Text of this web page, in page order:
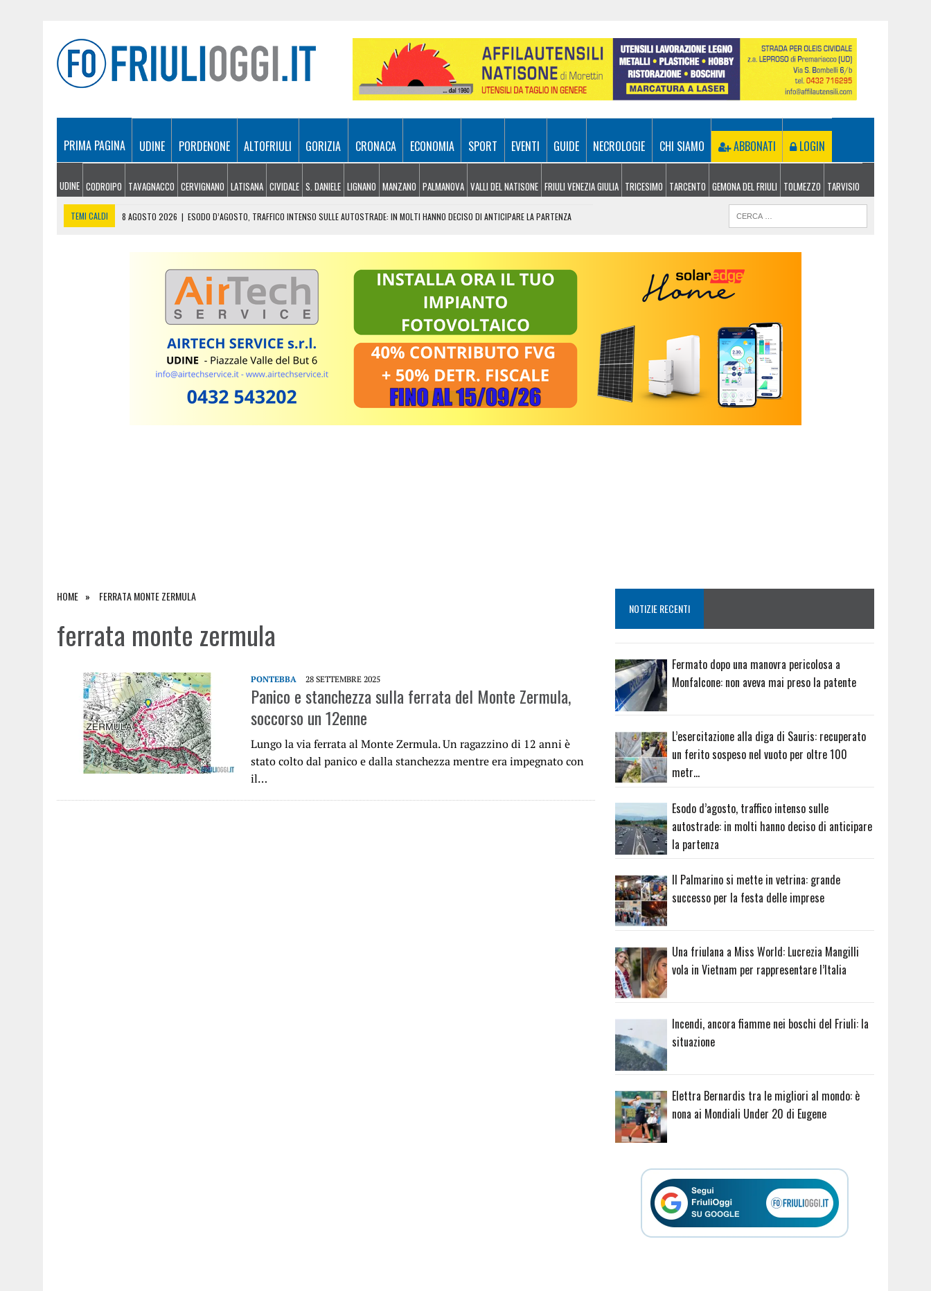
PRIMA PAGINA UDINE PORDENONE ALTOFRIULI GORIZIA CRONACA ECONOMIA SPORT EVENTI GUIDE NECROLOGIE CHI SIAMO ABBONATI LOGIN
UDINE CODROIPO TAVAGNACCO CERVIGNANO LATISANA CIVIDALE S. DANIELE LIGNANO MANZANO PALMANOVA VALLI DEL NATISONE FRIULI VENEZIA GIULIA TRICESIMO TARCENTO GEMONA DEL FRIULI TOLMEZZO TARVISIO
TEMI CALDI 8 AGOSTO 2026 | ESODO D’AGOSTO, TRAFFICO INTENSO SULLE AUTOSTRADE: IN MOLTI HANNO DECISO DI ANTICIPARE LA PARTENZA
UNA FRIULANA A MISS WORLD: LUCREZIA MANGILLI VOLA IN VIETNAM PER RAPPRESENTARE L’ITALIA
FERMATO DOPO UNA MANOVRA PERICOLOSA A MONFALCONE: NON AVEVA MAI PRESO LA PATENTE
L’ESERCITAZIONE ALLA DIGA DI SAURIS: RECUPERATO UN FERITO SOSPESO NEL VUOTO PER OLTRE 100 METRI
HOME FERRATA MONTE ZERMULA
ferrata monte zermula
PONTEBBA 28 SETTEMBRE 2025
Panico e stanchezza sulla ferrata del Monte Zermula,
soccorso un 12enne
Lungo la via ferrata al Monte Zermula. Un ragazzino di 12 anni è
stato colto dal panico e dalla stanchezza mentre era impegnato con
il…
NOTIZIE RECENTI
Fermato dopo una manovra pericolosa a
Monfalcone: non aveva mai preso la patente
L’esercitazione alla diga di Sauris: recuperato
un ferito sospeso nel vuoto per oltre 100
metr…
Esodo d’agosto, traffico intenso sulle
autostrade: in molti hanno deciso di anticipare
la partenza
Il Palmarino si mette in vetrina: grande
successo per la festa delle imprese
Una friulana a Miss World: Lucrezia Mangilli
vola in Vietnam per rappresentare l’Italia
Incendi, ancora fiamme nei boschi del Friuli: la
situazione
Elettra Bernardis tra le migliori al mondo: è
nona ai Mondiali Under 20 di Eugene